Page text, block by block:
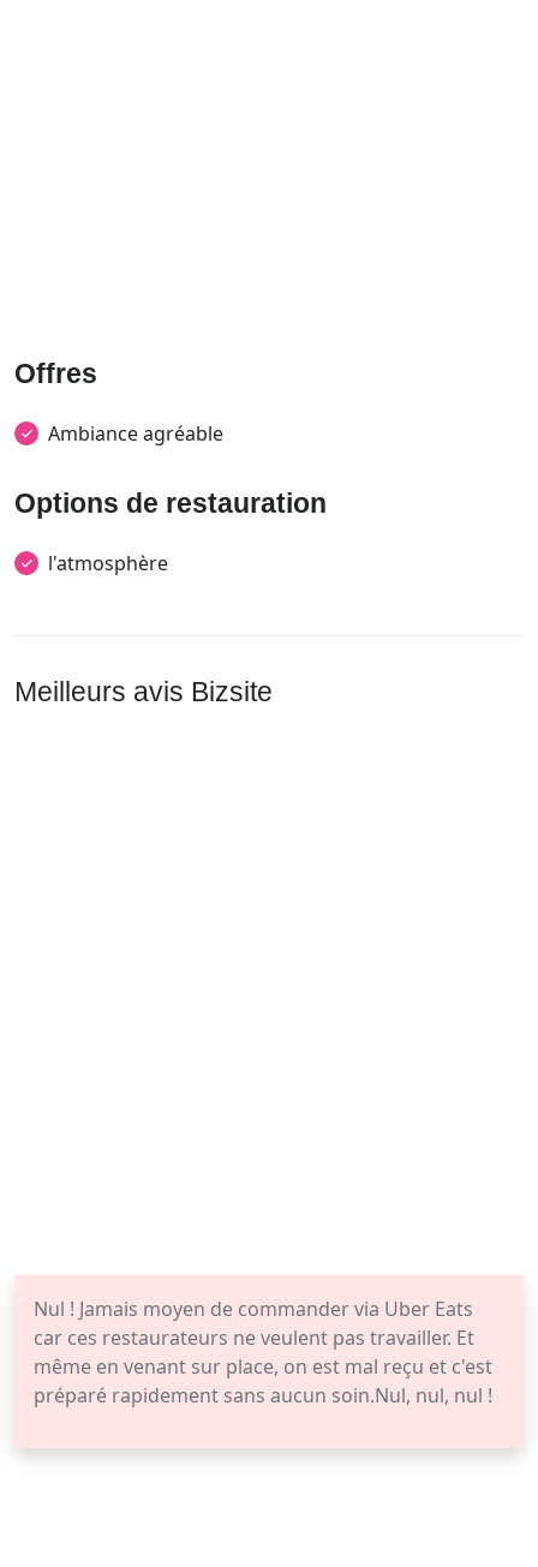
Offres
Ambiance agréable
Options de restauration
l'atmosphère
Meilleurs avis Bizsite
Nul ! Jamais moyen de commander via Uber Eats
car ces restaurateurs ne veulent pas travailler. Et
même en venant sur place, on est mal reçu et c'est
préparé rapidement sans aucun soin.Nul, nul, nul !